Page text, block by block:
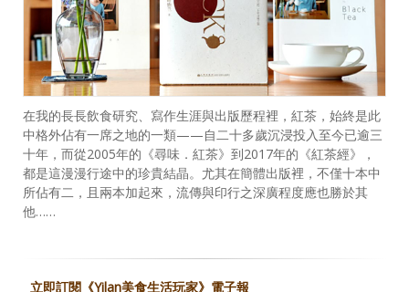
在我的長長飲食研究、寫作生涯與出版歷程裡，紅茶，始終是此
中格外佔有一席之地的一類——自二十多歲沉浸投入至今已逾三
十年，而從2005年的《尋味．紅茶》到2017年的《紅茶經》，
都是這漫漫行途中的珍貴結晶。尤其在簡體出版裡，不僅十本中
所佔有二，且兩本加起來，流傳與印行之深廣程度應也勝於其
他……
立即訂閱《Yilan美食生活玩家》電子報